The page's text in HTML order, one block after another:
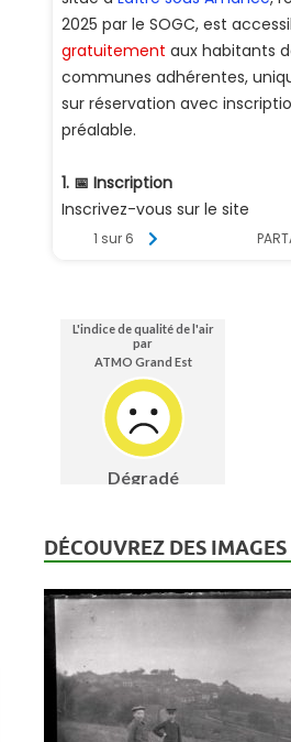
DÉCOUVREZ DES IMAGES